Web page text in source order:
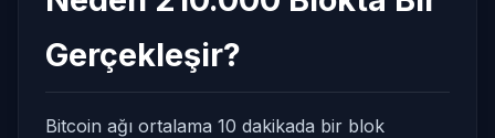
Gerçekleşir?
Bitcoin ağı ortalama 10 dakikada bir blok